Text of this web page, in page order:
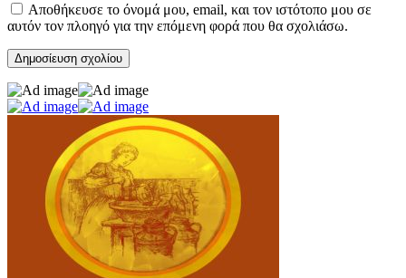
Αποθήκευσε το όνομά μου, email, και τον ιστότοπο μου σε
αυτόν τον πλοηγό για την επόμενη φορά που θα σχολιάσω.